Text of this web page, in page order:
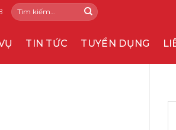
Tìm
kiếm:
TIN TỨC TUYỂN DỤNG